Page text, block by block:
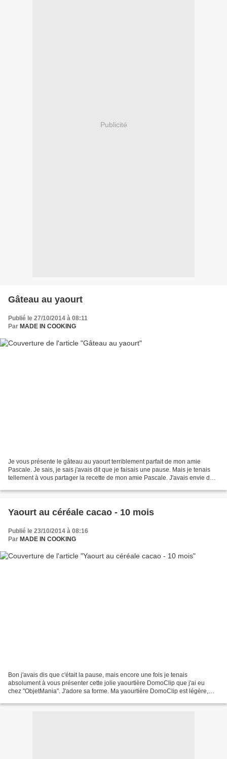
Publicité
Gâteau au yaourt
Publié le 27/10/2014 à 08:11
Par MADE IN COOKING
Je vous présente le gâteau au yaourt terriblement parfait de mon amie
Pascale. Je sais, je sais j'avais dit que je faisais une pause. Mais je tenais
tellement à vous partager la recette de mon amie Pascale. J'avais envie de
Yaourt au céréale cacao - 10 mois
Publié le 23/10/2014 à 08:16
Par MADE IN COOKING
Bon j'avais dis que c'était la pause, mais encore une fois je tenais
absolument à vous présenter cette jolie yaourtière DomoClip que j'ai eu
chez "ObjetMania". J'adore sa forme. Ma yaourtière DomoClip est légère,